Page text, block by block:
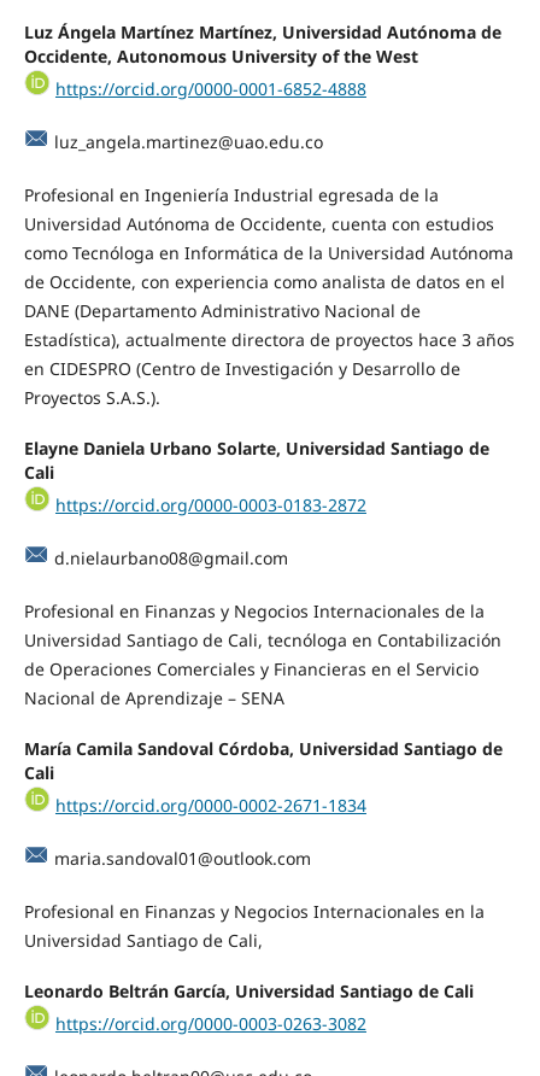
Luz Ángela Martínez Martínez, Universidad Autónoma de
Occidente, Autonomous University of the West
https://orcid.org/0000-0001-6852-4888
luz_angela.martinez@uao.edu.co
Profesional en Ingeniería Industrial egresada de la
Universidad Autónoma de Occidente, cuenta con estudios
como Tecnóloga en Informática de la Universidad Autónoma
de Occidente, con experiencia como analista de datos en el
DANE (Departamento Administrativo Nacional de
Estadística), actualmente directora de proyectos hace 3 años
en CIDESPRO (Centro de Investigación y Desarrollo de
Proyectos S.A.S.).
Elayne Daniela Urbano Solarte, Universidad Santiago de
Cali
https://orcid.org/0000-0003-0183-2872
d.nielaurbano08@gmail.com
Profesional en Finanzas y Negocios Internacionales de la
Universidad Santiago de Cali, tecnóloga en Contabilización
de Operaciones Comerciales y Financieras en el Servicio
Nacional de Aprendizaje – SENA
María Camila Sandoval Córdoba, Universidad Santiago de
Cali
https://orcid.org/0000-0002-2671-1834
maria.sandoval01@outlook.com
Profesional en Finanzas y Negocios Internacionales en la
Universidad Santiago de Cali,
Leonardo Beltrán García, Universidad Santiago de Cali
https://orcid.org/0000-0003-0263-3082